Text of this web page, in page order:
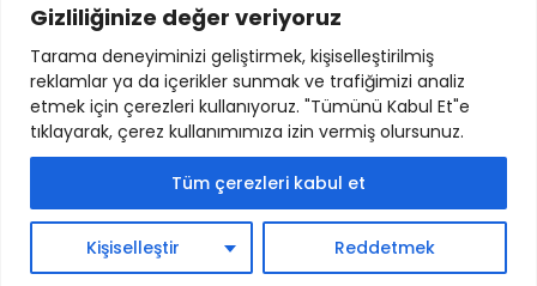
Gizliliğinize değer veriyoruz
Tarama deneyiminizi geliştirmek, kişiselleştirilmiş
reklamlar ya da içerikler sunmak ve trafiğimizi analiz
etmek için çerezleri kullanıyoruz. "Tümünü Kabul Et"e
tıklayarak, çerez kullanımımıza izin vermiş olursunuz.
Kişiselleştir Reddetmek
Tüm çerezleri kabul et
GÖNDER
© 2024. İlimcephesi.com |Yasal Bildiri|